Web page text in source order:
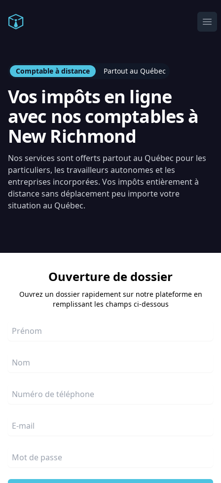
Comptable en ligne
Comptable à distance Partout au Québec
Vos impôts en ligne
avec nos comptables à
New Richmond
Nos services sont offerts partout au Québec pour les
particuliers, les travailleurs autonomes et les
entreprises incorporées. Vos impôts entièrement à
distance sans déplacement peu importe votre
situation au Québec.
Ouverture de dossier
Ouvrez un dossier rapidement sur notre plateforme en
remplissant les champs ci-dessous
Prénom
Nom
Numéro de téléphone
E-mail
Mot de passe